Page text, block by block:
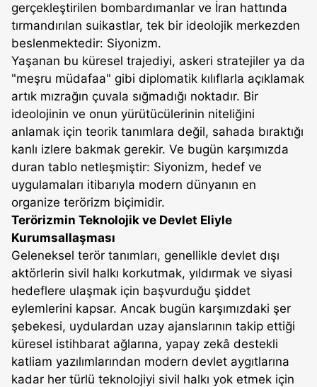
gerçekleştirilen bombardımanlar ve İran hattında
tırmandırılan suikastlar, tek bir ideolojik merkezden
beslenmektedir: Siyonizm.
Yaşanan bu küresel trajediyi, askeri stratejiler ya da
"meşru müdafaa" gibi diplomatik kılıflarla açıklamak
artık mızrağın çuvala sığmadığı noktadır. Bir
ideolojinin ve onun yürütücülerinin niteliğini
anlamak için teorik tanımlara değil, sahada bıraktığı
kanlı izlere bakmak gerekir. Ve bugün karşımızda
duran tablo netleşmiştir: Siyonizm, hedef ve
uygulamaları itibarıyla modern dünyanın en
organize terörizm biçimidir.
Terörizmin Teknolojik ve Devlet Eliyle
Kurumsallaşması
Geleneksel terör tanımları, genellikle devlet dışı
aktörlerin sivil halkı korkutmak, yıldırmak ve siyasi
hedeflere ulaşmak için başvurduğu şiddet
eylemlerini kapsar. Ancak bugün karşımızdaki şer
şebekesi, uydulardan uzay ajanslarının takip ettiği
küresel istihbarat ağlarına, yapay zekâ destekli
katliam yazılımlarından modern devlet aygıtlarına
kadar her türlü teknolojiyi sivil halkı yok etmek için